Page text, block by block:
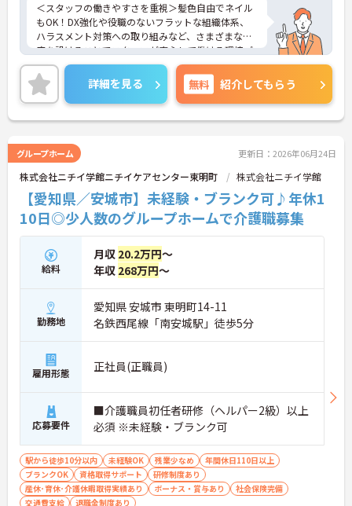
＜スタッフの働きやすさを重視＞髪色自由でネイル
もOK！DX強化や役職のないフラットな組織体系、
ハラスメント対策への取り組みなど、さまざまな制
度を設けることでスタッフが安心して働ける環境づ
くりに取り組まれています。
＜ライフスタイルに合わせた勤務形態＞夜勤ありの
シフト常勤、日勤専従、夜勤専従といったさまざま
な働き方が設定されている法人です。
＜チームで連携しながらのお仕事＞一人ひとりが主
野は互いで補い合うなど、チームとしてしっかりと
連携を取りながら日々の業務に努められています。
ご興味のある方には、面接対策ポイント等、さらに
詳細をお話ししますのでお気軽にご相談ください！
詳細を見る 無料 紹介してもらう
グループホーム 更新日：2026年06月24日
株式会社ニチイ学館ニチイケアセンター東明町 株式会社ニチイ学館
【愛知県／安城市】未経験・ブランク可♪年休1
10日◎少人数のグループホームで介護職募集
給料
月収 20.2万円～
年収 268万円～
勤務地
愛知県 安城市 東明町14-11
名鉄西尾線「南安城駅」徒歩5分
雇用形態 正社員(正職員)
応募要件
■介護職員初任者研修（ヘルパー2級）以上
必須 ※未経験・ブランク可
駅から徒歩10分以内 未経験OK 残業少なめ
年間休日110日以上
ブランクOK
資格取得サポート
研修制度あり
産休･育休･介護休暇取得実績あり
ボーナス・賞与あり
社会保険完備
交通費支給
退職金制度あり